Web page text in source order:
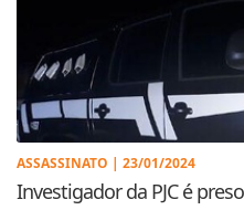
ASSASSINATO | 23/01/2024
Investigador da PJC é